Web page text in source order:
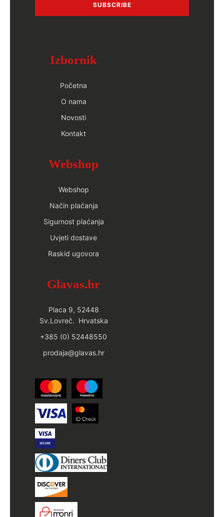
SUBSCRIBE
Izbornik
Početna
O nama
Novosti
Kontakt
Webshop
Webshop
Način plaćanja
Sigurnost plaćanja
Uvjeti dostave
Raskid ugovora
Glavas.hr
Placa 9, 52448
Sv.Lovreč. Hrvatska
+385 (0) 52448550
prodaja@glavas.hr